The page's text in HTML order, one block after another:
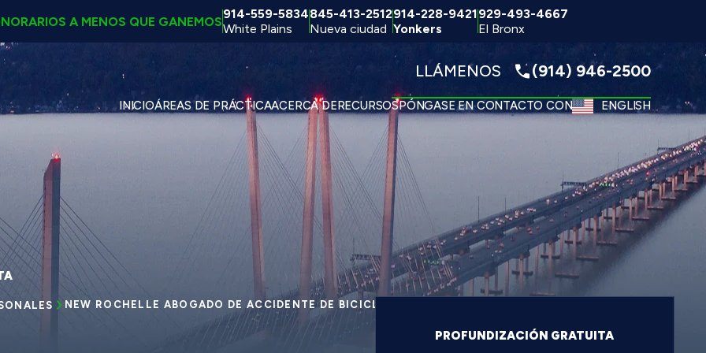
A MENOS QUE GANEMOS914-559-5834
White Plains
845-413-2512
Nueva ciudad
914-228-9421
Yonkers
929-493-4667
El Bronx
LLÁMENOS (914) 946-2500
INICIOÁREAS DE PRÁCTICAACERCA DERECURSOSPÓNGASE EN CONTACTO CON ENGLISH
NEW ROCHELLE ABOGADO DE ACCIDENTE DE BICICLETA
PROFUNDIZACIÓN GRATUITA